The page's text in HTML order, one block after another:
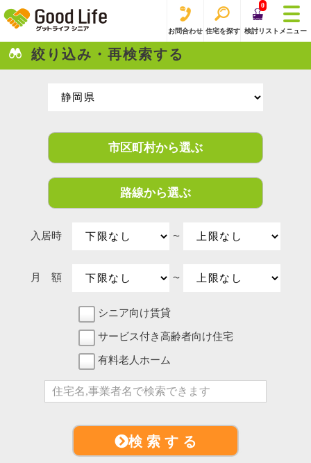
お問合わせ 住宅を探す
0
検討リスト メニュー
絞り込み・再検索する
市区町村から選ぶ
路線から選ぶ
入居時 〜
月 額 〜
シニア向け賃貸
サービス付き高齢者向け住宅
有料老人ホーム
検 索 す る